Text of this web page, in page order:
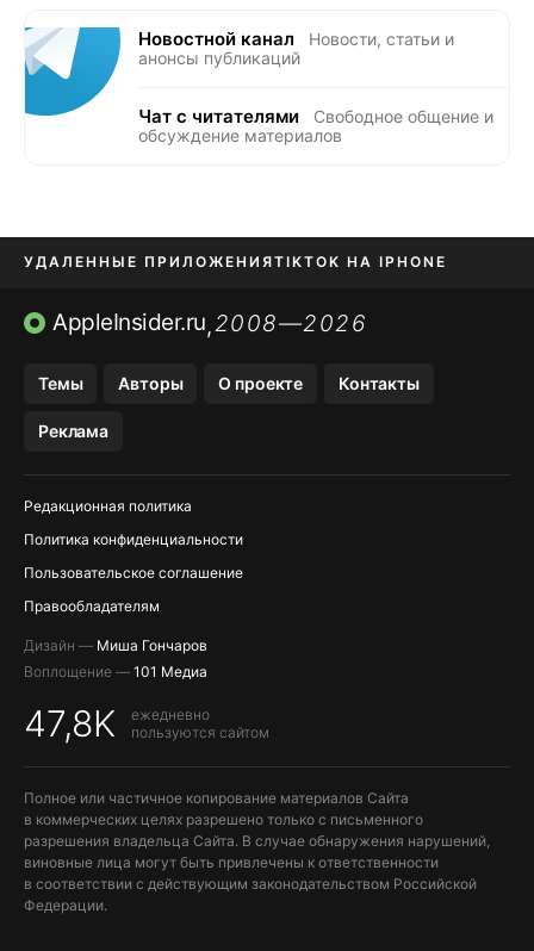
Новостной канал
Новости, статьи и
анонсы публикаций
Чат с читателями
Свободное общение и
обсуждение материалов
УДАЛЕННЫЕ ПРИЛОЖЕНИЯTIKTOK НА IPHONE
ПРИЛОЖЕНИЯ БЕЗ APP STORE
AppleInsider.ru,2008—2026
Темы Авторы О проекте Контакты
Реклама
Редакционная политика
Политика конфиденциальности
Пользовательское соглашение
Правообладателям
Дизайн — Миша Гончаров
Воплощение — 101 Медиа
47,8K
ежедневно
пользуются сайтом
Полное или частичное копирование материалов Сайта
в коммерческих целях разрешено только с письменного
разрешения владельца Сайта. В случае обнаружения нарушений,
виновные лица могут быть привлечены к ответственности
в соответствии с действующим законодательством Российской
Федерации.